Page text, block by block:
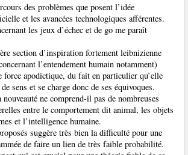
des problèmes que posent l’idée
et les avancées technologiques afférentes.
les jeux d’échec et de go me paraît
section d’inspiration fortement leibnizienne
l’entendement humain notamment)
force apodictique, du fait en particulier qu’elle
sens et se charge donc de ses équivoques.
ne comprend-il pas de nombreuses
entre le comportement dit animal, les objets
et l’intelligence humaine.
suggère très bien la difficulté pour une
de faire un lien de très faible probabilité.